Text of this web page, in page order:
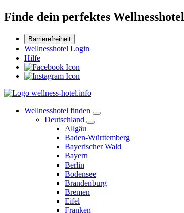
Finde dein perfektes Wellnesshotel
Barrierefreiheit
Wellnesshotel Login
Hilfe
Wellnesshotel finden
Deutschland
Allgäu
Baden-Württemberg
Bayerischer Wald
Bayern
Berlin
Bodensee
Brandenburg
Bremen
Eifel
Franken